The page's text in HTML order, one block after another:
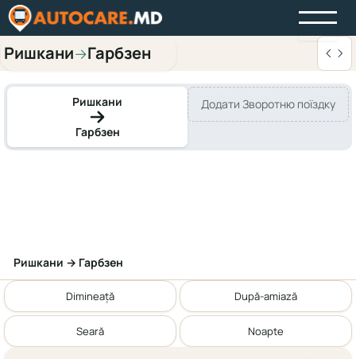
Ришкани→Гарбзен
Ришкани
Гарбзен
Додати Зворотню поїздку
Ришкани → Гарбзен
Dimineață După-amiază
Seară Noapte